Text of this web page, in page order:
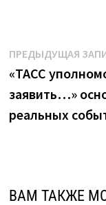
Навигация
по
записям
ПРЕДЫДУЩАЯ
«ТАСС
заявить…»
реальных
ВАМ ТАКЖЕ